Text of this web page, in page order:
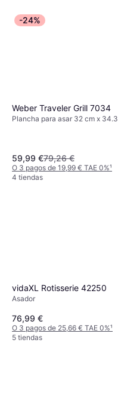
-24%
Weber Traveler Grill 7034
Plancha para asar 32 cm x 34.3
59,99 €79,26 €
O 3 pagos de 19,99 € TAE 0%¹
4 tiendas
vidaXL Rotisserie 42250
Asador
76,99 €
O 3 pagos de 25,66 € TAE 0%¹
5 tiendas